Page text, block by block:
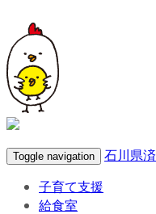
Toggle navigation
石川県
子育て支援
給食室